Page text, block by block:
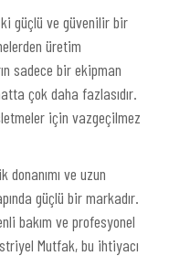
güçlü ve güvenilir bir
üretim
sadece bir ekipman
çok daha fazlasıdır.
için vazgeçilmez
donanımı ve uzun
güçlü bir markadır.
bakım ve profesyonel
Mutfak, bu ihtiyacı